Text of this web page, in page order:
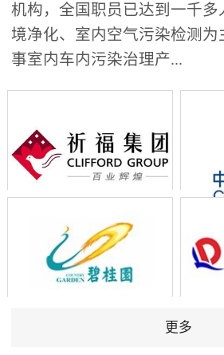
机构，全国职员已达到一千多
境净化、室内空气污染检测为
事室内车内污染治理产...
更多